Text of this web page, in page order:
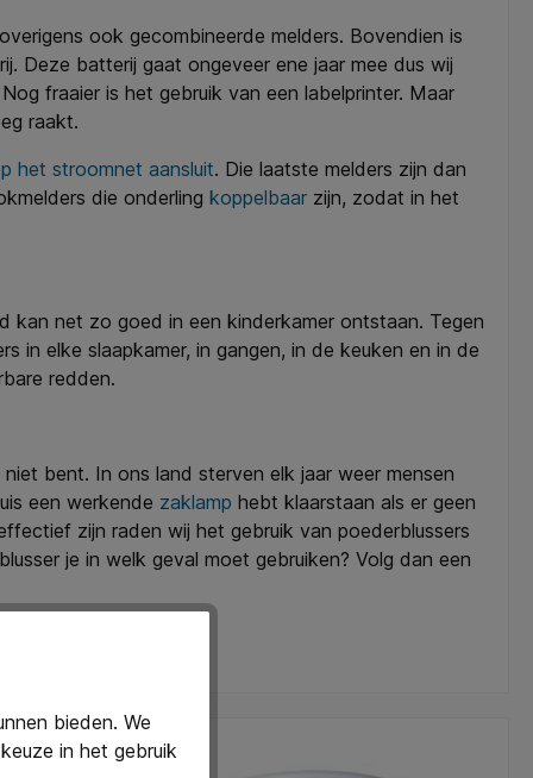
ook gecombineerde melders. Bovendien is
Deze batterij gaat ongeveer ene jaar mee dus wij
fraaier is het gebruik van een labelprinter. Maar
raakt.
het stroomnet aansluit. Die laatste melders zijn dan
die onderling koppelbaar zijn, zodat in het
kan net zo goed in een kinderkamer ontstaan. Tegen
in elke slaapkamer, in gangen, in de keuken en in de
redden.
bent. In ons land sterven elk jaar weer mensen
een werkende zaklamp hebt klaarstaan als er geen
zijn raden wij het gebruik van poederblussers
je in welk geval moet gebruiken? Volg dan een
bieden. We
in het gebruik